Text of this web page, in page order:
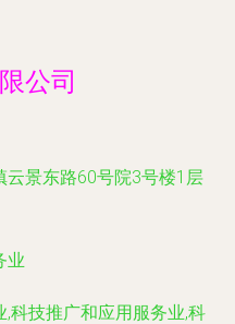
公司
云景东路60号院3号楼1层
业
科技推广和应用服务业,科